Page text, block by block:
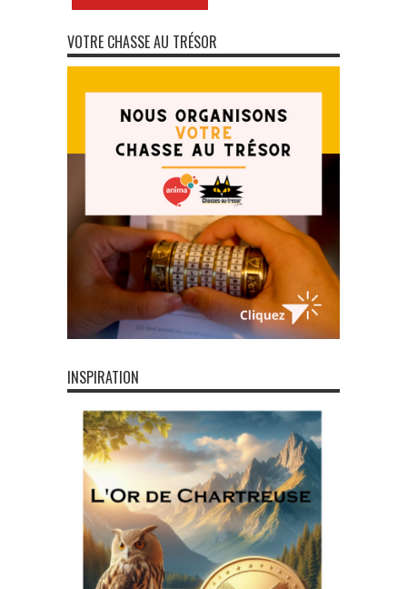
VOTRE CHASSE AU TRÉSOR
INSPIRATION